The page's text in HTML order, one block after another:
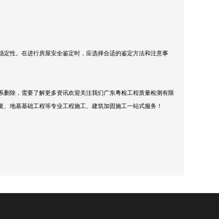
性。在进行房屋安全鉴定时，应选择合适的鉴定方法和注意事
除，需要了解更多资讯欢迎关注我们广东粤检工程质量检测有限
地基基础工程等专业工程施工、建筑加固施工一站式服务！